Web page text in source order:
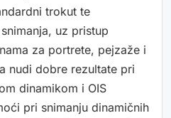
trokut te
uz pristup
za portrete, pejzaže i
nudi dobre rezultate pri
dinamikom i OIS
pri snimanju dinamičnih